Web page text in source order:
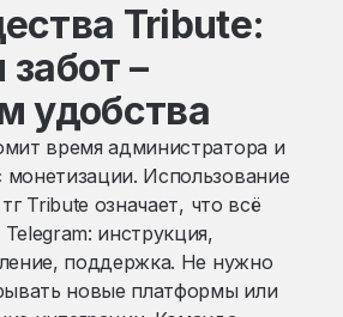
Tribute:
–
удобства
время администратора и
Использование
Tribute означает, что всё
инструкция,
поддержка. Не нужно
новые платформы или